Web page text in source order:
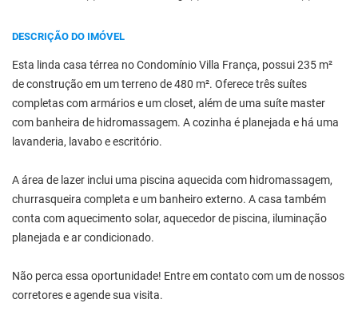
DESCRIÇÃO DO IMÓVEL
Esta linda casa térrea no Condomínio Villa França, possui 235 m²
de construção em um terreno de 480 m². Oferece três suítes
completas com armários e um closet, além de uma suíte master
com banheira de hidromassagem. A cozinha é planejada e há uma
lavanderia, lavabo e escritório.
A área de lazer inclui uma piscina aquecida com hidromassagem,
churrasqueira completa e um banheiro externo. A casa também
conta com aquecimento solar, aquecedor de piscina, iluminação
planejada e ar condicionado.
Não perca essa oportunidade! Entre em contato com um de nossos
corretores e agende sua visita.